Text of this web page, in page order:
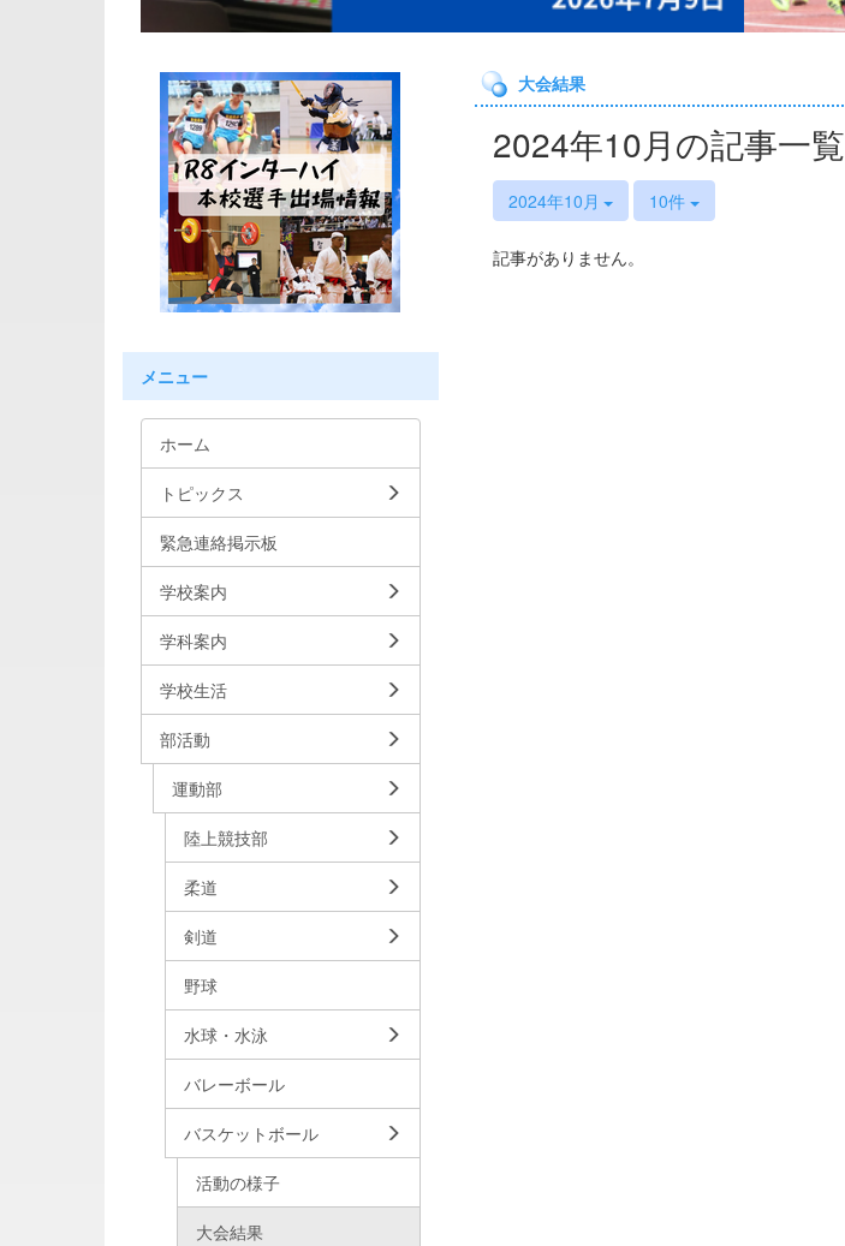
大会結果
2024年10月の記事一覧
2024年10月 10件
記事がありません。
メニュー
ホーム
トピックス
緊急連絡掲示板
学校案内
学科案内
学校生活
部活動
運動部
陸上競技部
柔道
剣道
野球
水球・水泳
バレーボール
バスケットボール
活動の様子
大会結果